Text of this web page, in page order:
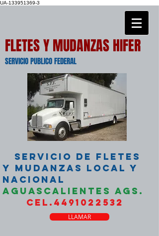
UA-133951369-3
FLETES Y MUDANZAS HIFER
SERVICIO PUBLICO FEDERAL
SERVICIO DE FLETES
Y MUDANZAS LOCAL Y
NACIONAL
AGUASCALIENTES AGS.
CEL.4491022532
LLAMAR